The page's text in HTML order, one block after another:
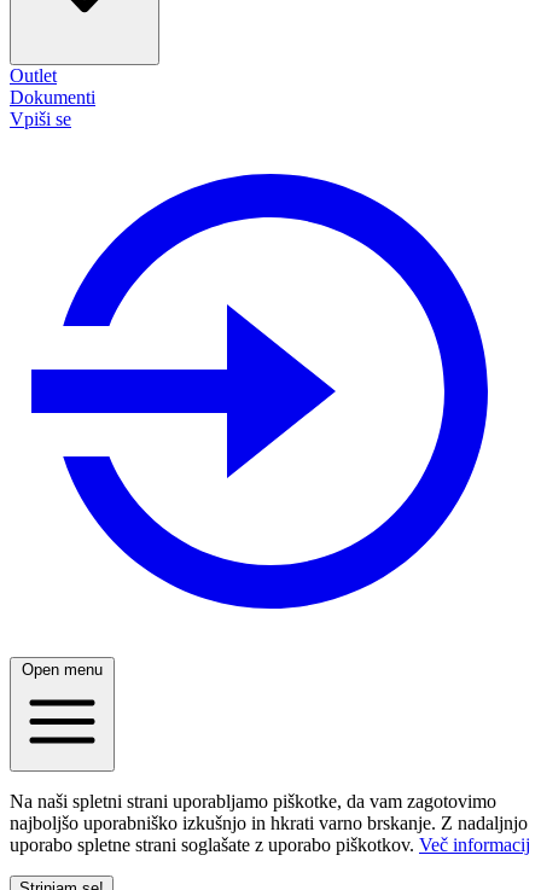
Outlet
Dokumenti
Vpiši se
Open menu
Na naši spletni strani uporabljamo piškotke, da vam zagotovimo
najboljšo uporabniško izkušnjo in hkrati varno brskanje. Z nadaljnjo
uporabo spletne strani soglašate z uporabo piškotkov. Več informacij